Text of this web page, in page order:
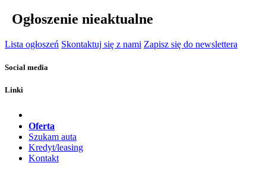
Ogłoszenie nieaktualne
Lista ogłoszeń Skontaktuj się z nami Zapisz się do newslettera
Social media
Linki
Oferta
Szukam auta
Kredyt/leasing
Kontakt